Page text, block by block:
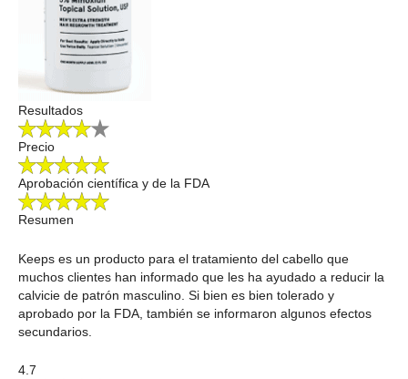
Resultados
Precio
Aprobación científica y de la FDA
Resumen
Keeps es un producto para el tratamiento del cabello que
muchos clientes han informado que les ha ayudado a reducir la
calvicie de patrón masculino. Si bien es bien tolerado y
aprobado por la FDA, también se informaron algunos efectos
secundarios.
4.7